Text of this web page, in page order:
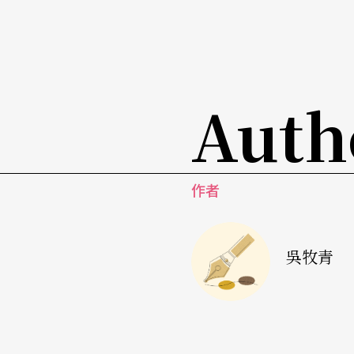
間落差（Time Lag）。例如，美國的嘻哈音樂
（2 Pac與Notorious B.I.G.在傳媒炒作下於九
○年代初期的節奏藍調（R&B）；另類搖滾（
等間距的時間差，像英倫搖滾（Brit Pop）在
九○年代後期才被多數另翼搖滾客所重視。
在流行音樂和時尚風潮加持下，前者讓部分
作者
吳牧青